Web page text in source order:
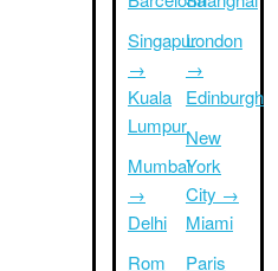
Singapur
→
Kuala
Lumpur
Mumbai
→
Delhi
Rom
London
→
Edinburgh
New
York
City →
Miami
Paris